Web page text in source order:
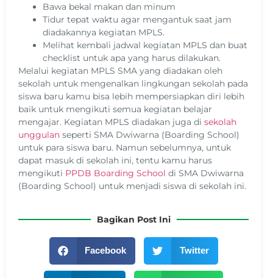
Bawa bekal makan dan minum
Tidur tepat waktu agar mengantuk saat jam
diadakannya kegiatan MPLS.
Melihat kembali jadwal kegiatan MPLS dan buat
checklist untuk apa yang harus dilakukan.
Melalui kegiatan MPLS SMA yang diadakan oleh
sekolah untuk mengenalkan lingkungan sekolah pada
siswa baru kamu bisa lebih mempersiapkan diri lebih
baik untuk mengikuti semua kegiatan belajar
mengajar. Kegiatan MPLS diadakan juga di sekolah
unggulan seperti SMA Dwiwarna (Boarding School)
untuk para siswa baru. Namun sebelumnya, untuk
dapat masuk di sekolah ini, tentu kamu harus
mengikuti PPDB Boarding School di SMA Dwiwarna
(Boarding School) untuk menjadi siswa di sekolah ini.
Bagikan Post Ini
Facebook Twitter